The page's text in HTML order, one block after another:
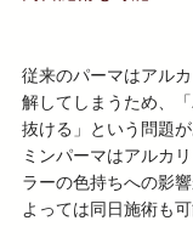
従来のパーマはアル
解してしまうため、
抜ける」という問題
ミンパーマはアルカ
ラーの色持ちへの影
よっては同日施術も可